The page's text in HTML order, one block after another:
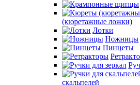
(кюретажные ложки)
Лотки
Ножницы
Пинцеты
скальпелей